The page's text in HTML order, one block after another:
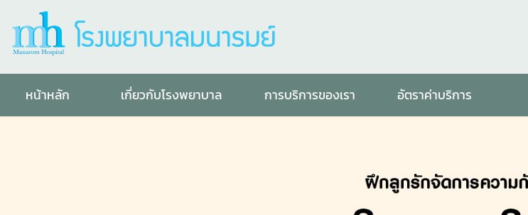
หน้าหลัก เกี่ยวกับโรงพยาบาล การบริการของเรา อัตราค่าบริการ